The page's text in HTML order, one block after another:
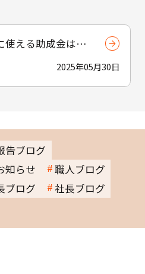
使える助成金はあ
えるコツを紹介2025年05月30日
告ブログ
知らせ
職人ブログ
ブログ
社長ブログ